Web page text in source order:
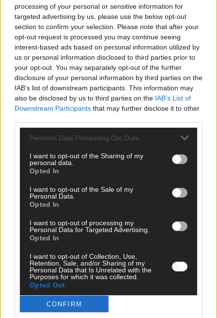
processing of your personal or sensitive information for
targeted advertising by us, please use the below opt-out
section to confirm your selection. Please note that after your
opt-out request is processed you may continue seeing
interest-based ads based on personal information utilized by
us or personal information disclosed to third parties prior to
your opt-out. You may separately opt-out of the further
disclosure of your personal information by third parties on the
IAB’s list of downstream participants. This information may
also be disclosed by us to third parties on the IAB’s List of
Downstream Participants that may further disclose it to other
Personal Data Processing Opt Outs
I want to opt-out of the Sharing of my
personal data.
Opted In
I want to opt-out of the Sale of my
Personal Data.
Opted In
I want to opt-out of processing my
Personal Data for Targeted Advertising.
Opted In
I want to opt-out of Collection, Use,
Retention, Sale, and/or Sharing of my
Personal Data that Is Unrelated with the
Purposes for which it was collected.
Opted Out
CONFIRM
SCHNELL ZUM RESSORT
Nachrichten
Wirtschaft
Ratgeber
Kommentar
Streams & Storys
Eurovision
FLASH – DAS VIDEOPORTAL